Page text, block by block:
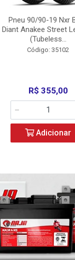
Pneu 90/90-19 Nxr
Diant Anakee Street
(Tubeless...
Código: 35102
R$ 355,00
Adicionar